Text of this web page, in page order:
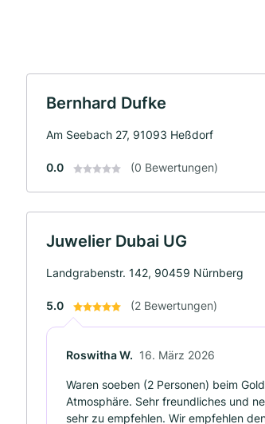
Bernhard Dufke
Am Seebach 27, 91093 Heßdorf
0.0 (0 Bewertungen)
Juwelier Dubai UG
Landgrabenstr. 142, 90459 Nürnberg
5.0 (2 Bewertungen)
Roswitha W. 16. März 2026
Waren soeben (2 Personen) beim
Atmosphäre. Sehr freundliches und
sehr zu empfehlen. Wir empfehlen